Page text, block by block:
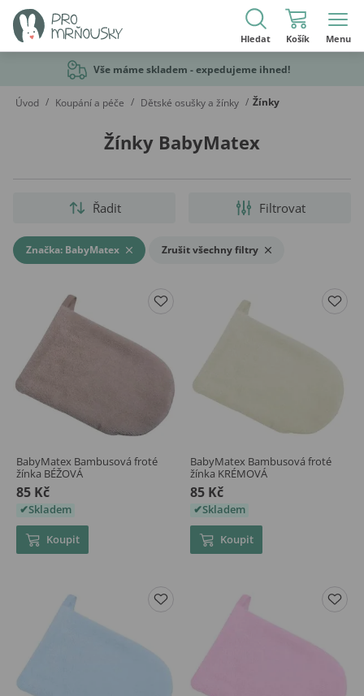
Hledat Košík Menu
Vše máme skladem - expedujeme ihned!
Úvod / Koupání a péče / Dětské osušky a žínky / Žínky
Žínky BabyMatex
Filtrovat
Řadit
Značka: BabyMatex Zrušit všechny filtry
BabyMatex Bambusová froté
žínka BÉŽOVÁ
85 Kč
Skladem
Koupit
BabyMatex Bambusová froté
žínka KRÉMOVÁ
85 Kč
Skladem
Koupit